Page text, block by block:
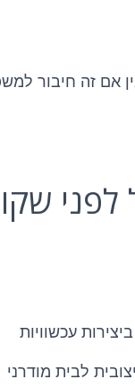
אם זה חיבור
עכשוויות
לבית מודרני